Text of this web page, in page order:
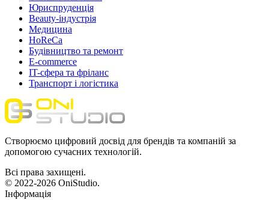
Юриспруденція
Beauty-індустрія
Медицина
HoReCa
Будівництво та ремонт
E-commerce
IT-сфера та фріланс
Транспорт і логістика
Створюємо цифровий досвід для брендів та компаній за
допомогою сучасних технологій.
Всі права захищені.
© 2022-2026 OniStudio.
Інформація